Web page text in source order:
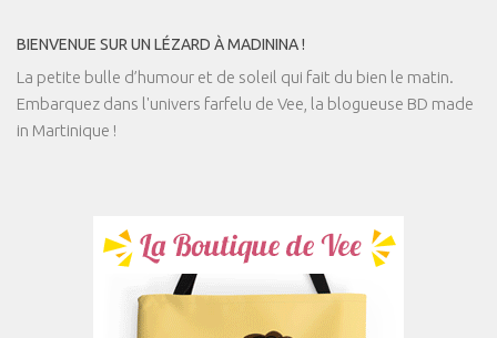
BIENVENUE SUR UN LÉZARD À MADININA !
La petite bulle d’humour et de soleil qui fait du bien le matin.
Embarquez dans l'univers farfelu de Vee, la blogueuse BD made
in Martinique !